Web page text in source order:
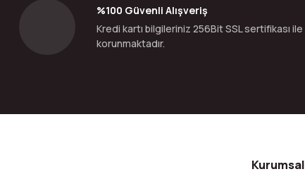
%100 Güvenli Alışveriş
Kredi kartı bilgileriniz 256Bit SSL sertifikası ile
korunmaktadır.
Kurumsal